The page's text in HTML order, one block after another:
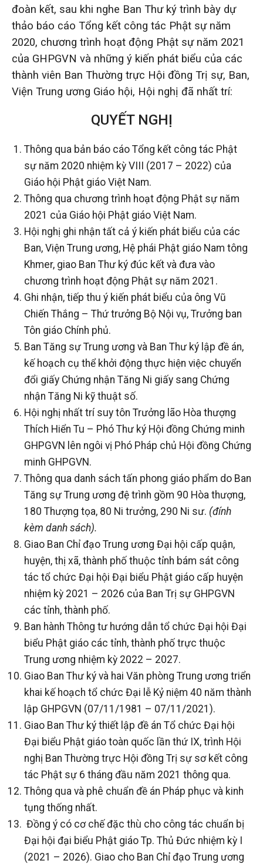
đoàn kết, sau khi nghe Ban Thư ký trình bày dự
thảo báo cáo Tổng kết công tác Phật sự năm
2020, chương trình hoạt động Phật sự năm 2021
của GHPGVN và những ý kiến phát biểu của các
thành viên Ban Thường trực Hội đồng Trị sự, Ban,
Viện Trung ương Giáo hội, Hội nghị đã nhất trí:
QUYẾT NGHỊ
Thông qua bản báo cáo Tổng kết công tác Phật
sự năm 2020 nhiệm kỳ VIII (2017 – 2022) của
Giáo hội Phật giáo Việt Nam.
Thông qua chương trình hoạt động Phật sự năm
2021 của Giáo hội Phật giáo Việt Nam.
Hội nghị ghi nhận tất cả ý kiến phát biểu của các
Ban, Viện Trung ương, Hệ phái Phật giáo Nam tông
Khmer, giao Ban Thư ký đúc kết và đưa vào
chương trình hoạt động Phật sự năm 2021.
Ghi nhận, tiếp thu ý kiến phát biểu của ông Vũ
Chiến Thắng – Thứ trưởng Bộ Nội vụ, Trưởng ban
Tôn giáo Chính phủ.
Ban Tăng sự Trung ương và Ban Thư ký lập đề án,
kế hoạch cụ thể khởi động thực hiện việc chuyển
đổi giấy Chứng nhận Tăng Ni giấy sang Chứng
nhận Tăng Ni kỹ thuật số.
Hội nghị nhất trí suy tôn Trưởng lão Hòa thượng
Thích Hiển Tu – Phó Thư ký Hội đồng Chứng minh
GHPGVN lên ngôi vị Phó Pháp chủ Hội đồng Chứng
minh GHPGVN.
Thông qua danh sách tấn phong giáo phẩm do Ban
Tăng sự Trung ương đệ trình gồm 90 Hòa thượng,
180 Thượng tọa, 80 Ni trưởng, 290 Ni sư. (đính
kèm danh sách).
Giao Ban Chỉ đạo Trung ương Đại hội cấp quận,
huyện, thị xã, thành phố thuộc tỉnh bám sát công
tác tổ chức Đại hội Đại biểu Phật giáo cấp huyện
nhiệm kỳ 2021 – 2026 của Ban Trị sự GHPGVN
các tỉnh, thành phố.
Ban hành Thông tư hướng dẫn tổ chức Đại hội Đại
biểu Phật giáo các tỉnh, thành phố trực thuộc
Trung ương nhiệm kỳ 2022 – 2027.
Giao Ban Thư ký và hai Văn phòng Trung ương triển
khai kế hoạch tổ chức Đại lễ Kỷ niệm 40 năm thành
lập GHPGVN (07/11/1981 – 07/11/2021).
Giao Ban Thư ký thiết lập đề án Tổ chức Đại hội
Đại biểu Phật giáo toàn quốc lần thứ IX, trình Hội
nghị Ban Thường trực Hội đồng Trị sự sơ kết công
tác Phật sự 6 tháng đầu năm 2021 thông qua.
Thông qua và phê chuẩn đề án Pháp phục và kinh
tụng thống nhất.
Đồng ý có cơ chế đặc thù cho công tác chuẩn bị
Đại hội đại biểu Phật giáo Tp. Thủ Đức nhiệm kỳ I
(2021 – 2026). Giao cho Ban Chỉ đạo Trung ương